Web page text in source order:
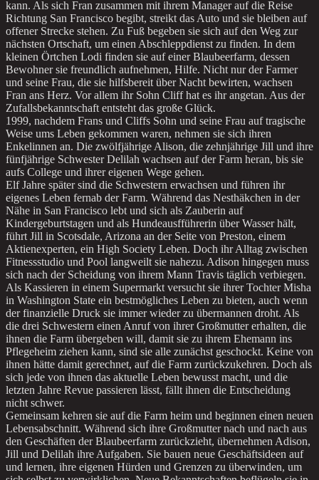
kann. Als sich Fran zusammen mit ihrem Manager auf die Reise
Richtung San Francisco begibt, streikt das Auto und sie bleiben auf
offener Strecke stehen. Zu Fuß begeben sie sich auf den Weg zur
nächsten Ortschaft, um einen Abschleppdienst zu finden. In dem
kleinen Örtchen Lodi finden sie auf einer Blaubeerfarm, dessen
Bewohner sie freundlich aufnehmen, Hilfe. Nicht nur der Farmer
und seine Frau, die sie hilfsbereit über Nacht bewirten, wachsen
Fran ans Herz. Vor allem ihr Sohn Cliff hat es ihr angetan. Aus der
Zufallsbekanntschaft entsteht das große Glück.
1999, nachdem Frans und Cliffs Sohn und seine Frau auf tragische
Weise ums Leben gekommen waren, nehmen sie sich ihren
Enkelinnen an. Die zwölfjährige Alison, die zehnjährige Jill und ihre
fünfjährige Schwester Delilah wachsen auf der Farm heran, bis sie
aufs College und ihrer eigenen Wege gehen.
Elf Jahre später sind die Schwestern erwachsen und führen ihr
eigenes Leben fernab der Farm. Während das Nesthäkchen in der
Nähe in San Francisco lebt und sich als Zauberin auf
Kindergeburtstagen und als Hundeausfführerin über Wasser hält,
führt Jill in Scotsdale, Arizona an der Seite von Preston, einem
Aktienexperten, ein High Society Leben. Doch ihr Alltag zwischen
Fitnessstudio und Pool langweilt sie nahezu. Adison hingegen muss
sich nach der Scheidung von ihrem Mann Travis täglich verbiegen.
Als Kassieren in einem Supermarkt versucht sie ihrer Tochter Misha
in Washington State ein bestmögliches Leben zu bieten, auch wenn
der finanzielle Druck sie immer wieder zu übermannen droht. Als
die drei Schwestern einen Anruf von ihrer Großmutter erhalten, die
ihnen die Farm übergeben will, damit sie zu ihrem Ehemann ins
Pflegeheim ziehen kann, sind sie alle zunächst geschockt. Keine von
ihnen hätte damit gerechnet, auf die Farm zurückzukehren. Doch als
sich jede von ihnen das aktuelle Leben bewusst macht, und die
letzten Jahre Revue passieren lässt, fällt ihnen die Entscheidung
nicht schwer.
Gemeinsam kehren sie auf die Farm heim und beginnen einen neuen
Lebensabschnitt. Während sich ihre Großmutter nach und nach aus
den Geschäften der Blaubeerfarm zurückzieht, übernehmen Adison,
Jill und Delilah ihre Aufgaben. Sie bauen neue Geschäftsideen auf
und lernen, ihre eigenen Hürden und Grenzen zu überwinden, um